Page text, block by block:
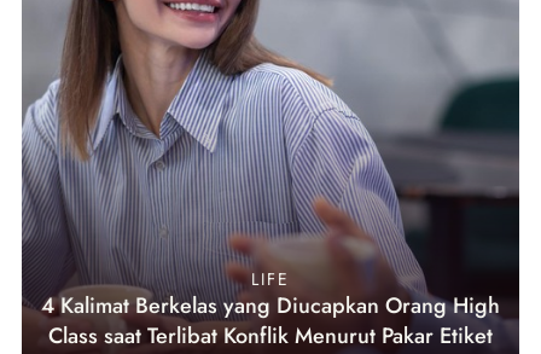
LIFE
4 Kalimat Berkelas yang Diucapkan Orang High
Class saat Terlibat Konflik Menurut Pakar Etiket